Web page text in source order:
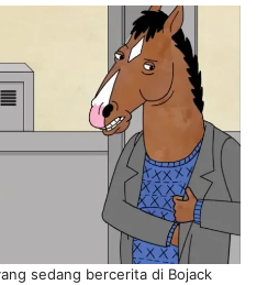
sedang bercerita di Bojack